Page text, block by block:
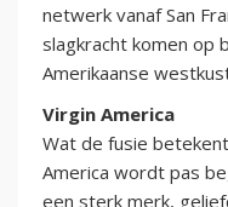
netwerk vanaf San
slagkracht komen op
Amerikaanse
Virgin America
Wat de fusie
America wordt pas
een sterk merk,